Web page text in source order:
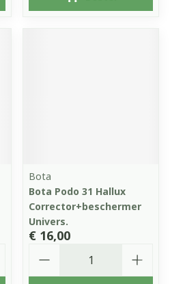
Bota
Bota Podo 31 Hallux
Corrector+beschermer
Univers.
€ 16,00